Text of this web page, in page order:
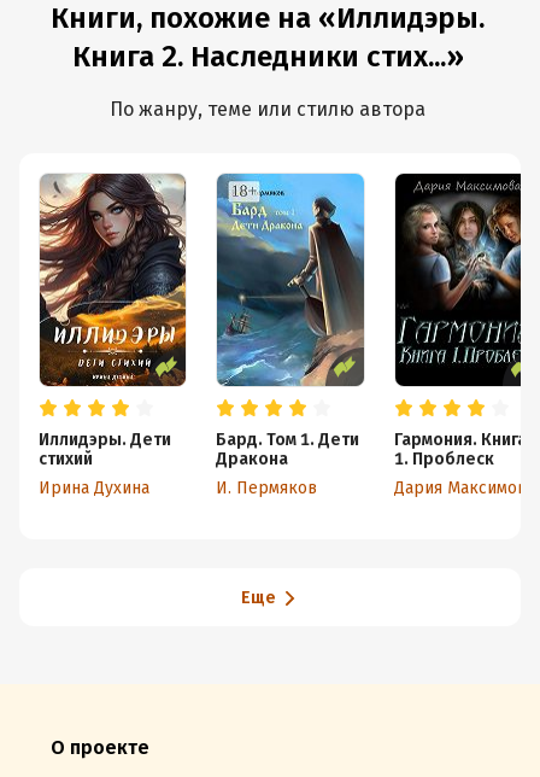
Книги, похожие на «Иллидэры.
Книга 2. Наследники стих...»
По жанру, теме или стилю автора
Иллидэры. Дети
стихий
Ирина Духина
Бард. Том 1. Дети
Дракона
И. Пермяков
Гармония. Книга
1. Проблеск
Дария Максимова
Еще
О проекте